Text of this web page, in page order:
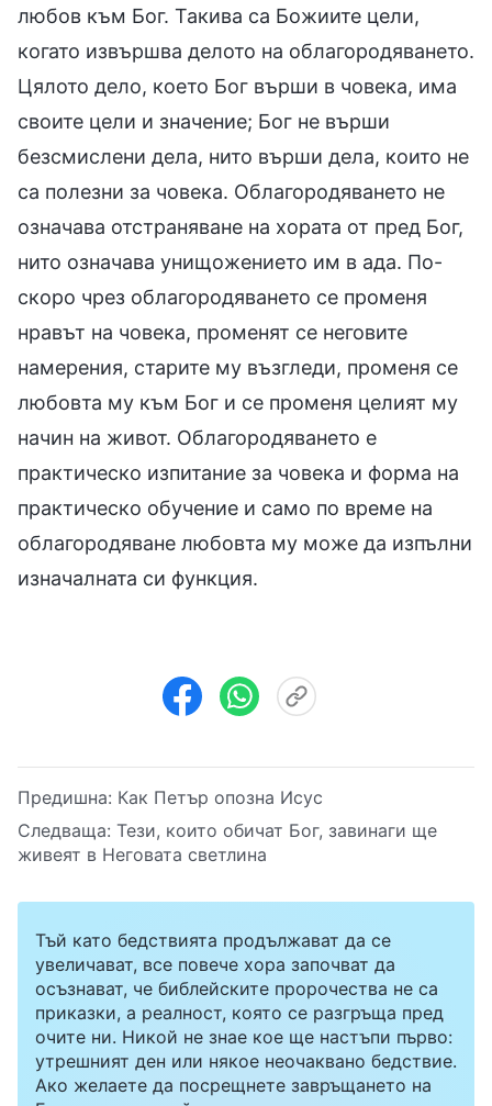
любов към Бог. Такива са Божиите цели,
когато извършва делото на облагородяването.
Цялото дело, което Бог върши в човека, има
своите цели и значение; Бог не върши
безсмислени дела, нито върши дела, които не
са полезни за човека. Облагородяването не
означава отстраняване на хората от пред Бог,
нито означава унищожението им в ада. По-
скоро чрез облагородяването се променя
нравът на човека, променят се неговите
намерения, старите му възгледи, променя се
любовта му към Бог и се променя целият му
начин на живот. Облагородяването е
практическо изпитание за човека и форма на
практическо обучение и само по време на
облагородяване любовта му може да изпълни
изначалната си функция.
Предишна: Как Петър опозна Исус
Следваща: Тези, които обичат Бог, завинаги ще
живеят в Неговата светлина
Тъй като бедствията продължават да се
увеличават, все повече хора започват да
осъзнават, че библейските пророчества не са
приказки, а реалност, която се разгръща пред
очите ни. Никой не знае кое ще настъпи първо:
утрешният ден или някое неочаквано бедствие.
Ако желаете да посрещнете завръщането на